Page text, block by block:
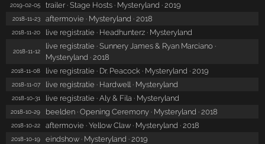
2019-02-05 trailer · Stage Hosts · Mysteryland · 2019
2018-11-23 aftermovie · Mysteryland · 2018
2018-11-20 live registratie · Headhunterz · Mysteryland
2018-11-12
live registratie · Sunnery James & Ryan Marciano ·
Mysteryland · 2018
2018-11-08 live registratie · Dr. Peacock · Mysteryland · 2019
2018-11-07 live registratie · Hardwell · Mysteryland
2018-10-31 live registratie · Aly & Fila · Mysteryland
2018-10-29 beelden · Opening Ceremony · Mysteryland · 2018
2018-10-22 aftermovie · Yellow Claw · Mysteryland · 2018
2018-10-19 eindshow · Mysteryland · 2019